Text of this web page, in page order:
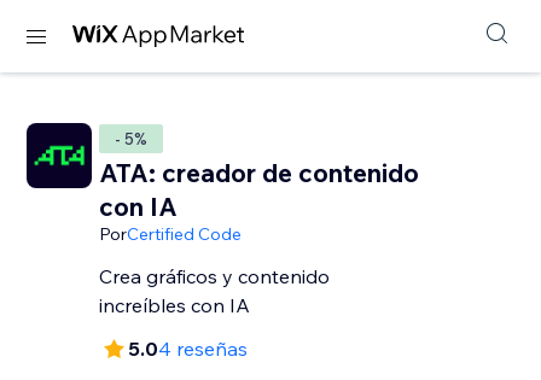
- 5%
ATA: creador de contenido
con IA
PorCertified Code
Crea gráficos y contenido
increíbles con IA
5.04 reseñas